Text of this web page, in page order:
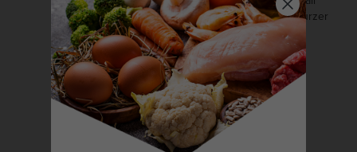
usw.. da wundert es nicht dass das Zeug in kurzer
Zeit ein Craving erzeugt.
Chris Michalk
22. Juli 2025 at 17:52- Antwort
Guter Input, danke